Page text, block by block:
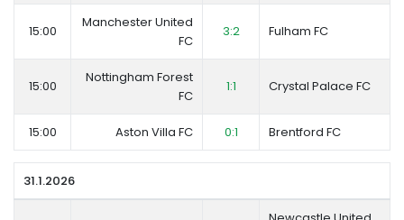
15:00
Manchester United
FC
3:2 Fulham FC
15:00
Nottingham Forest
FC
1:1 Crystal Palace FC
15:00 Aston Villa FC 0:1 Brentford FC
31.1.2026